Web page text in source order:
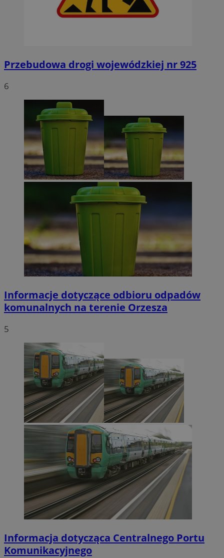
Przebudowa drogi wojewódzkiej nr 925
6
Informacje dotyczące odbioru odpadów
komunalnych na terenie Orzesza
5
Informacja dotycząca Centralnego Portu
Komunikacyjnego